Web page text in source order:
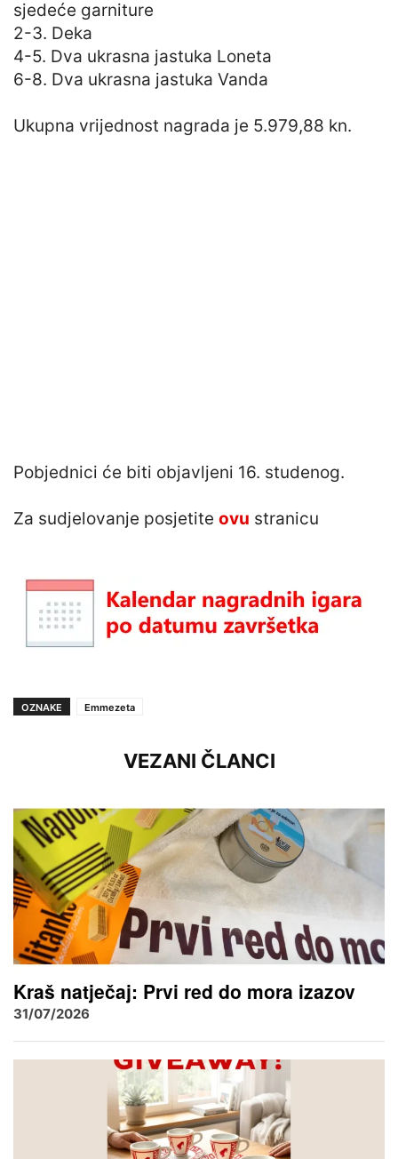
sjedeće garniture
2-3. Deka
4-5. Dva ukrasna jastuka Loneta
6-8. Dva ukrasna jastuka Vanda
Ukupna vrijednost nagrada je 5.979,88 kn.
Pobjednici će biti objavljeni 16. studenog.
Za sudjelovanje posjetite ovu stranicu
OZNAKE Emmezeta
VEZANI ČLANCI
Kraš natječaj: Prvi red do mora izazov
31/07/2026